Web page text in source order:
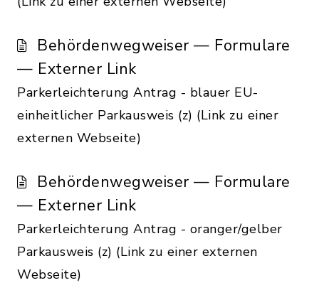
Behördenwegweiser — Formulare
— Externer Link
Parkerleichterung Antrag - blauer EU-
einheitlicher Parkausweis (z) (Link zu einer
externen Webseite)
Behördenwegweiser — Formulare
— Externer Link
Parkerleichterung Antrag - oranger/gelber
Parkausweis (z) (Link zu einer externen
Webseite)